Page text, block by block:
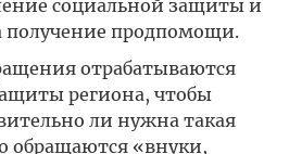
социальной защиты и
получение продпомощи.
отрабатываются
региона, чтобы
ли нужна такая
обращаются «внуки,